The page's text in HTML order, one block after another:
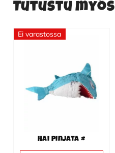
Tutustu myös
Ei varastossa
Hai pinjata #